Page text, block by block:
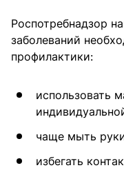
Роспотребнадзор
заболеваний
профилактики:
использовать
чаще мыть
избегать